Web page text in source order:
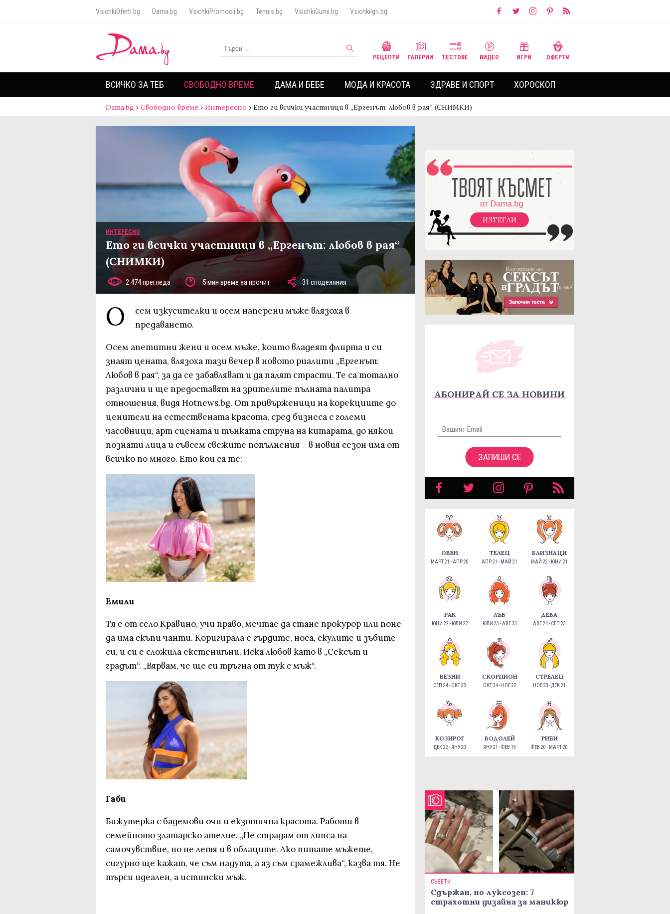
VsichkiOferti.bg Dama.bg VsichkiPromocii.bg Tennis.bg VsichkiGumi.bg VsichkiIgri.bg
РЕЦЕПТИ ГАЛЕРИИ ТЕСТОВЕ ВИДЕО ИГРИ ОФЕРТИ
ВСИЧКО ЗА ТЕБ СВОБОДНО ВРЕМЕ ДАМА И БЕБЕ МОДА И КРАСОТА ЗДРАВЕ И СПОРТ ХОРОСКОП
Dama.bg › Свободно време › Интересно › Ето ги всички участници в „Ергенът: любов в рая“ (СНИМКИ)
ИНТЕРЕСНО
Ето ги всички участници в „Ергенът: любов в рая“
(СНИМКИ)
2 474 прегледа 5 мин време за прочит 31 споделяния
О
сем изкусителки и осем наперени мъже влязоха в
предаванетo.
Осем апетитни жени и осем мъже, които владеят флирта и си
знаят цената, влязоха тази вечер в новото риалити „Ергенът:
Любов в рая“, за да се забавляват и да палят страсти. Те са тотално
различни и ще предоставят на зрителите пълната палитра
отношения, видя Hotnews.bg. От привърженици на корекциите до
ценители на естествената красота, сред бизнеса с големи
часовници, арт сцената и тънката струна на китарата, до някои
познати лица и съвсем свежите попълнения – в новия сезон има от
всичко по много. Ето кои са те:
Eмили
Тя е от село Кравино, учи право, мечтае да стане прокурор или поне
да има скъпи чанти. Коригирала е гърдите, носа, скулите и зъбите
си, и си е сложила екстеншъни. Иска любов като в „Сексът и
градът“. „Вярвам, че ще си тръгна от тук с мъж“.
Габи
Бижутерка с бадемови очи и екзотична красота. Работи в
семейното златарско ателие. „Не страдам от липса на
самочувствие, но не летя и в облаците. Ако питате мъжете,
сигурно ще кажат, че съм надута, а аз съм срамежлива“, казва тя. Не
търси идеален, а истински мъж.
ИЗТЕГЛИ
АБОНИРАЙ СЕ ЗА НОВИНИ
ЗАПИШИ СЕ
ОВЕН
МАРТ 21 - АПР 20
ТЕЛЕЦ
АПР 21 - МАЙ 21
БЛИЗНАЦИ
МАЙ 22 - ЮНИ 21
РАК
ЮНИ 22 - ЮЛИ 22
ЛЪВ
ЮЛИ 23 - АВГ 23
ДЕВА
АВГ 24 - СЕП 23
ВЕЗНИ
СЕП 24 - ОКТ 23
СКОРПИОН
ОКТ 24 - НОЕ 22
СТРЕЛЕЦ
НОЕ 23 - ДЕК 21
КОЗИРОГ
ДЕК 22 - ЯНУ 20
ВОДОЛЕЙ
ЯНУ 21 - ФЕВ 19
РИБИ
ФЕВ 20 - МАРТ 20
СЪВЕТИ
Сдържан, но луксозен: 7
страхотни дизайна за маникюр